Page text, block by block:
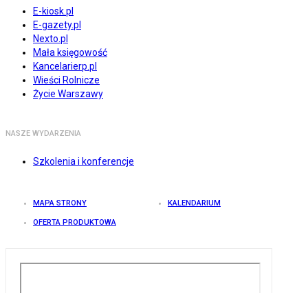
E-kiosk.pl
E-gazety.pl
Nexto.pl
Mała księgowość
Kancelarierp.pl
Wieści Rolnicze
Życie Warszawy
NASZE WYDARZENIA
Szkolenia i konferencje
MAPA STRONY KALENDARIUM
OFERTA PRODUKTOWA